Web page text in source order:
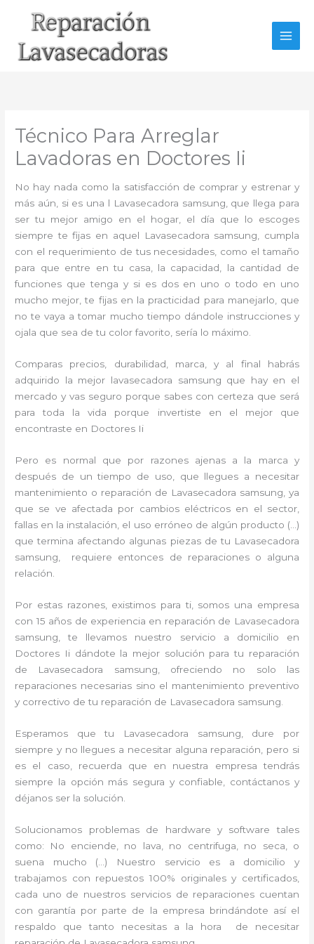
Técnico Para Arreglar
Lavadoras en Doctores Ii
No hay nada como la satisfacción de comprar y estrenar y
más aún, si es una l Lavasecadora samsung, que llega para
ser tu mejor amigo en el hogar, el día que lo escoges
siempre te fijas en aquel Lavasecadora samsung, cumpla
con el requerimiento de tus necesidades, como el tamaño
para que entre en tu casa, la capacidad, la cantidad de
funciones que tenga y si es dos en uno o todo en uno
mucho mejor, te fijas en la practicidad para manejarlo, que
no te vaya a tomar mucho tiempo dándole instrucciones y
ojala que sea de tu color favorito, sería lo máximo.
Comparas precios, durabilidad, marca, y al final habrás
adquirido la mejor lavasecadora samsung que hay en el
mercado y vas seguro porque sabes con certeza que será
para toda la vida porque invertiste en el mejor que
encontraste en Doctores Ii
Pero es normal que por razones ajenas a la marca y
después de un tiempo de uso, que llegues a necesitar
mantenimiento o reparación de Lavasecadora samsung, ya
que se ve afectada por cambios eléctricos en el sector,
fallas en la instalación, el uso erróneo de algún producto (…)
que termina afectando algunas piezas de tu Lavasecadora
samsung, requiere entonces de reparaciones o alguna
relación.
Por estas razones, existimos para ti, somos una empresa
con 15 años de experiencia en reparación de Lavasecadora
samsung, te llevamos nuestro servicio a domicilio en
Doctores Ii dándote la mejor solución para tu reparación
de Lavasecadora samsung, ofreciendo no solo las
reparaciones necesarias sino el mantenimiento preventivo
y correctivo de tu reparación de Lavasecadora samsung.
Esperamos que tu Lavasecadora samsung, dure por
siempre y no llegues a necesitar alguna reparación, pero si
es el caso, recuerda que en nuestra empresa tendrás
siempre la opción más segura y confiable, contáctanos y
déjanos ser la solución.
Solucionamos problemas de hardware y software tales
como: No enciende, no lava, no centrifuga, no seca, o
suena mucho (…) Nuestro servicio es a domicilio y
trabajamos con repuestos 100% originales y certificados,
cada uno de nuestros servicios de reparaciones cuentan
con garantía por parte de la empresa brindándote así el
respaldo que tanto necesitas a la hora de necesitar